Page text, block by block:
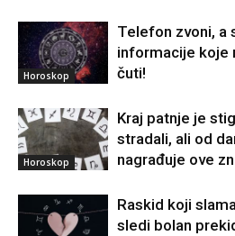
Horoskop
Telefon zvoni, a
informacije koje
čuti!
Horoskop
Kraj patnje je
stradali, ali od
nagrađuje ove
Raskid koji
sledi bolan